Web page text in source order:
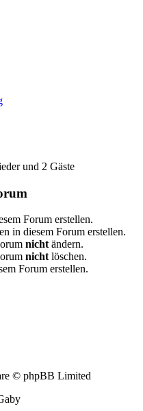
und 2 Gäste
Forum erstellen.
in diesem Forum erstellen.
nicht ändern.
nicht löschen.
Forum erstellen.
© phpBB Limited